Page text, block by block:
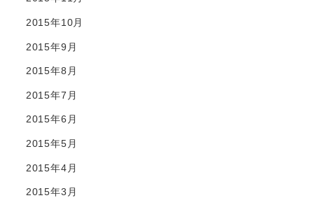
2015年10月
2015年9月
2015年8月
2015年7月
2015年6月
2015年5月
2015年4月
2015年3月